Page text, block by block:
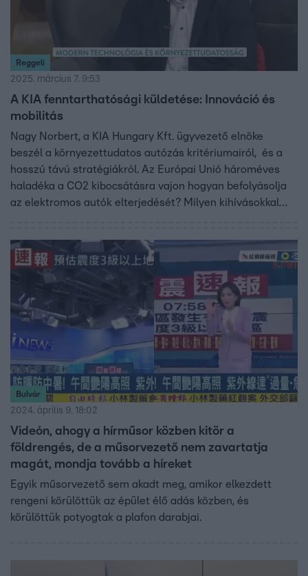
Reggeli
2025. március 7. 9:53
A KIA fenntarthatósági küldetése: Innováció és
mobilitás
Nagy Norbert, a KIA Hungary Kft. ügyvezető elnöke
beszél a környezettudatos autózás kritériumairól, és a
hosszú távú stratégiákról. Az Európai Unió hároméves
haladéka a CO2 kibocsátásra vajon hogyan befolyásolja
az elektromos autók elterjedését? Milyen kihívásokkal
számára.
Bulvár
2024. április 9. 18:02
Videón, ahogy a hírműsor közben kitör a
földrengés, de a műsorvezető nem zavartatja
magát, mondja tovább a híreket
Egyik műsorvezető sem akadt meg, amikor elkezdett
rengeni körülöttük az épület élő adás közben, és
körülöttük potyogtak a plafon darabjai.